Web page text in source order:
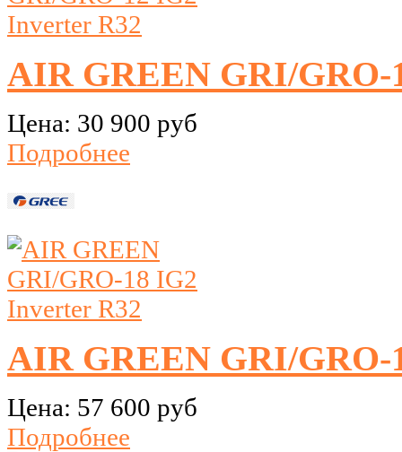
AIR GREEN GRI/GRO-
Цена: 30 900 руб
Подробнее
AIR GREEN GRI/GRO-
Цена: 57 600 руб
Подробнее